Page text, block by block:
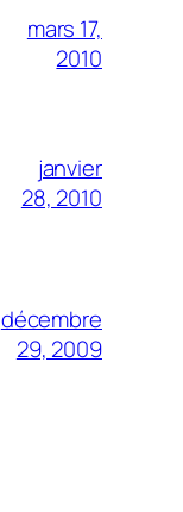
mars 17,
2010
janvier
28, 2010
décembre
29, 2009